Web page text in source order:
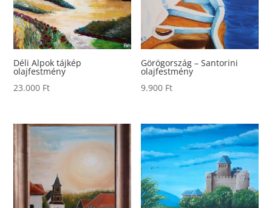
Déli Alpok tájkép
olajfestmény
23.000 Ft
Görögország – Santorini
olajfestmény
9.900 Ft